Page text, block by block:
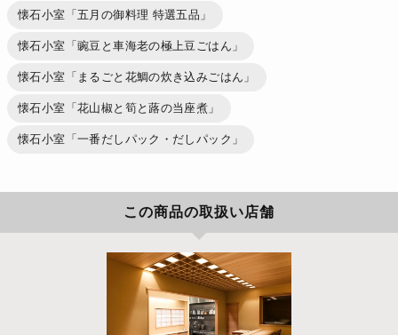
懐石小室「五月の御料理 特選五品」
懐石小室「豌豆と車海老の極上豆ごはん」
懐石小室「まるごと花鯛の炊き込みごはん」
懐石小室「花山椒と筍と蕗の当座煮」
懐石小室「一番だしパック・だしパック」
この商品の取扱い店舗